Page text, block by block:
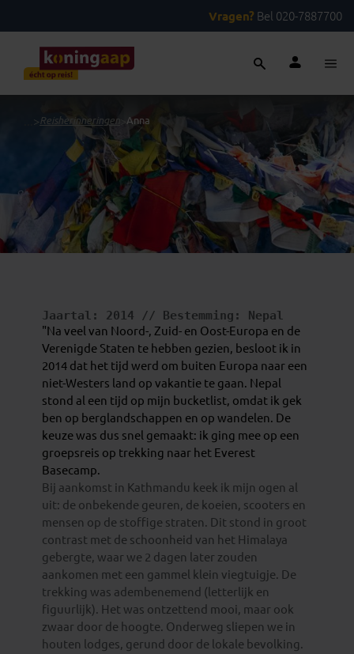
Vragen? Bel 020-7887700
> Reisherinneringen Anna
Jaartal: 2014 // Bestemming: Nepal
"Na veel van Noord-, Zuid- en Oost-Europa en de
Verenigde Staten te hebben gezien, besloot ik in
2014 dat het tijd werd om buiten Europa naar een
niet-Westers land op vakantie te gaan. Nepal
stond al een tijd op mijn bucketlist, omdat ik gek
ben op berglandschappen en op wandelen. De
keuze was dus snel gemaakt: ik ging mee op een
groepsreis op trekking naar het Everest
Basecamp.
Bij aankomst in Kathmandu keek ik mijn ogen al
uit: de onbekende geuren, de koeien, scooters en
mensen op de stoffige straten. Dit stond in groot
contrast met de schoonheid van het Himalaya
gebergte, waar we 2 dagen later zouden
aankomen met een gammel klein viegtuigje. De
trekking was adembenemend (letterlijk en
figuurlijk). Het was ontzettend mooi, maar ook
zwaar door de hoogte. Onderweg sliepen we in
houten lodges, gerund door de lokale bevolking.